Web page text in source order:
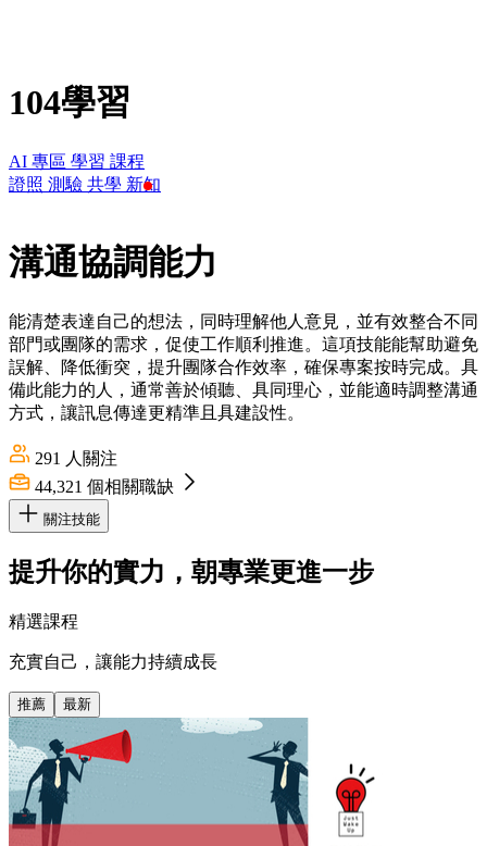
104學習
AI 專區 學習 課程
證照 測驗 共學 新知
溝通協調能力
能清楚表達自己的想法，同時理解他人意見，並有效整合不同
部門或團隊的需求，促使工作順利推進。這項技能能幫助避免
誤解、降低衝突，提升團隊合作效率，確保專案按時完成。具
備此能力的人，通常善於傾聽、具同理心，並能適時調整溝通
方式，讓訊息傳達更精準且具建設性。
291 人關注
44,321 個相關職缺
關注技能
提升你的實力，朝專業更進一步
精選課程
充實自己，讓能力持續成長
推薦 最新